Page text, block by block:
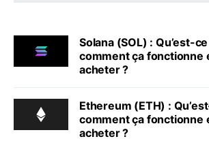
Solana (SOL) : Qu’est-
comment ça fonctionne
acheter ?
Ethereum (ETH) :
comment ça fonctionne
acheter ?